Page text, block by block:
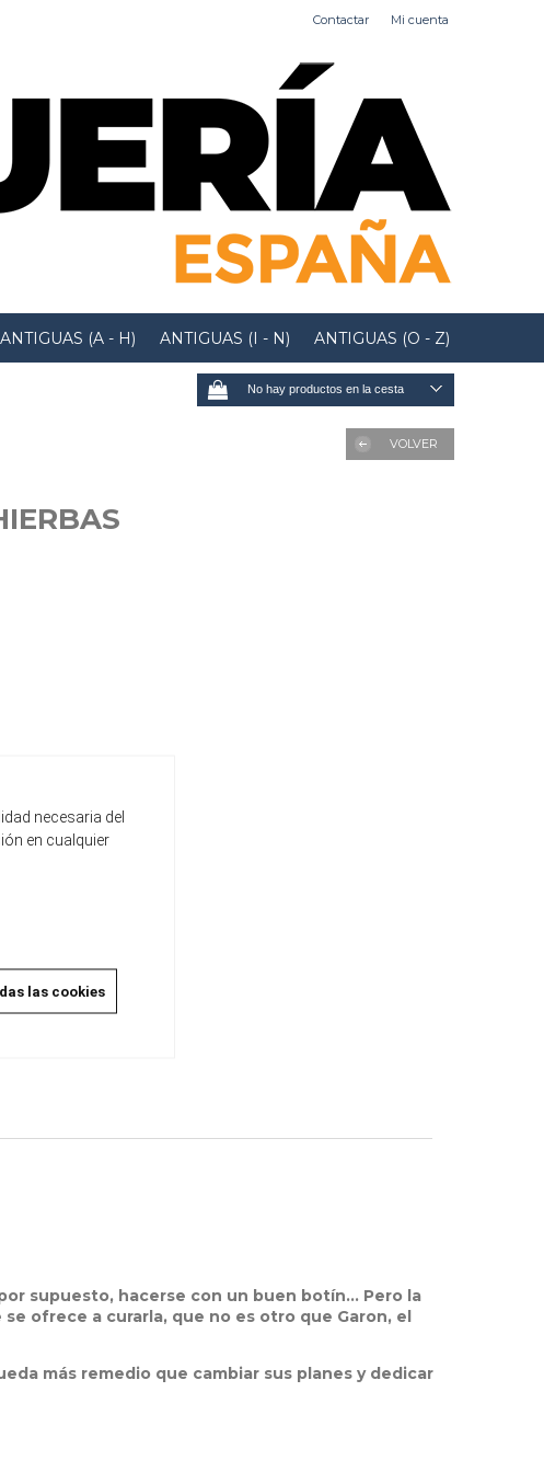
Contactar Mi cuenta
ANTIGUAS (A - H) ANTIGUAS (I - N) ANTIGUAS (O - Z)
No hay productos en la cesta
VOLVER
supuesto, hacerse con un buen botín… Pero la
ofrece a curarla, que no es otro que Garon, el
más remedio que cambiar sus planes y dedicar
necesaria del
en cualquier
las cookies